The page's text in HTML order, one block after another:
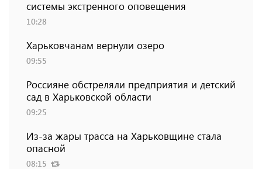
системы экстренного оповещения
10:28
Харьковчанам вернули озеро
09:55
Россияне обстреляли предприятия и детский
сад в Харьковской области
09:25
Из-за жары трасса на Харьковщине стала
опасной
08:15